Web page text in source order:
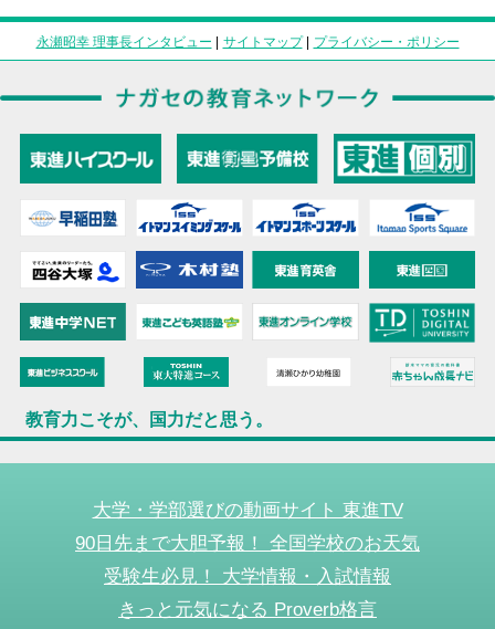
永瀬昭幸 理事長インタビュー | サイトマップ| プライバシー・ポリシー
教育力こそが、国力だと思う。
大学・学部選びの動画サイト 東進TV
90日先まで大胆予報！ 全国学校のお天気
受験生必見！ 大学情報・入試情報
きっと元気になる Proverb格言